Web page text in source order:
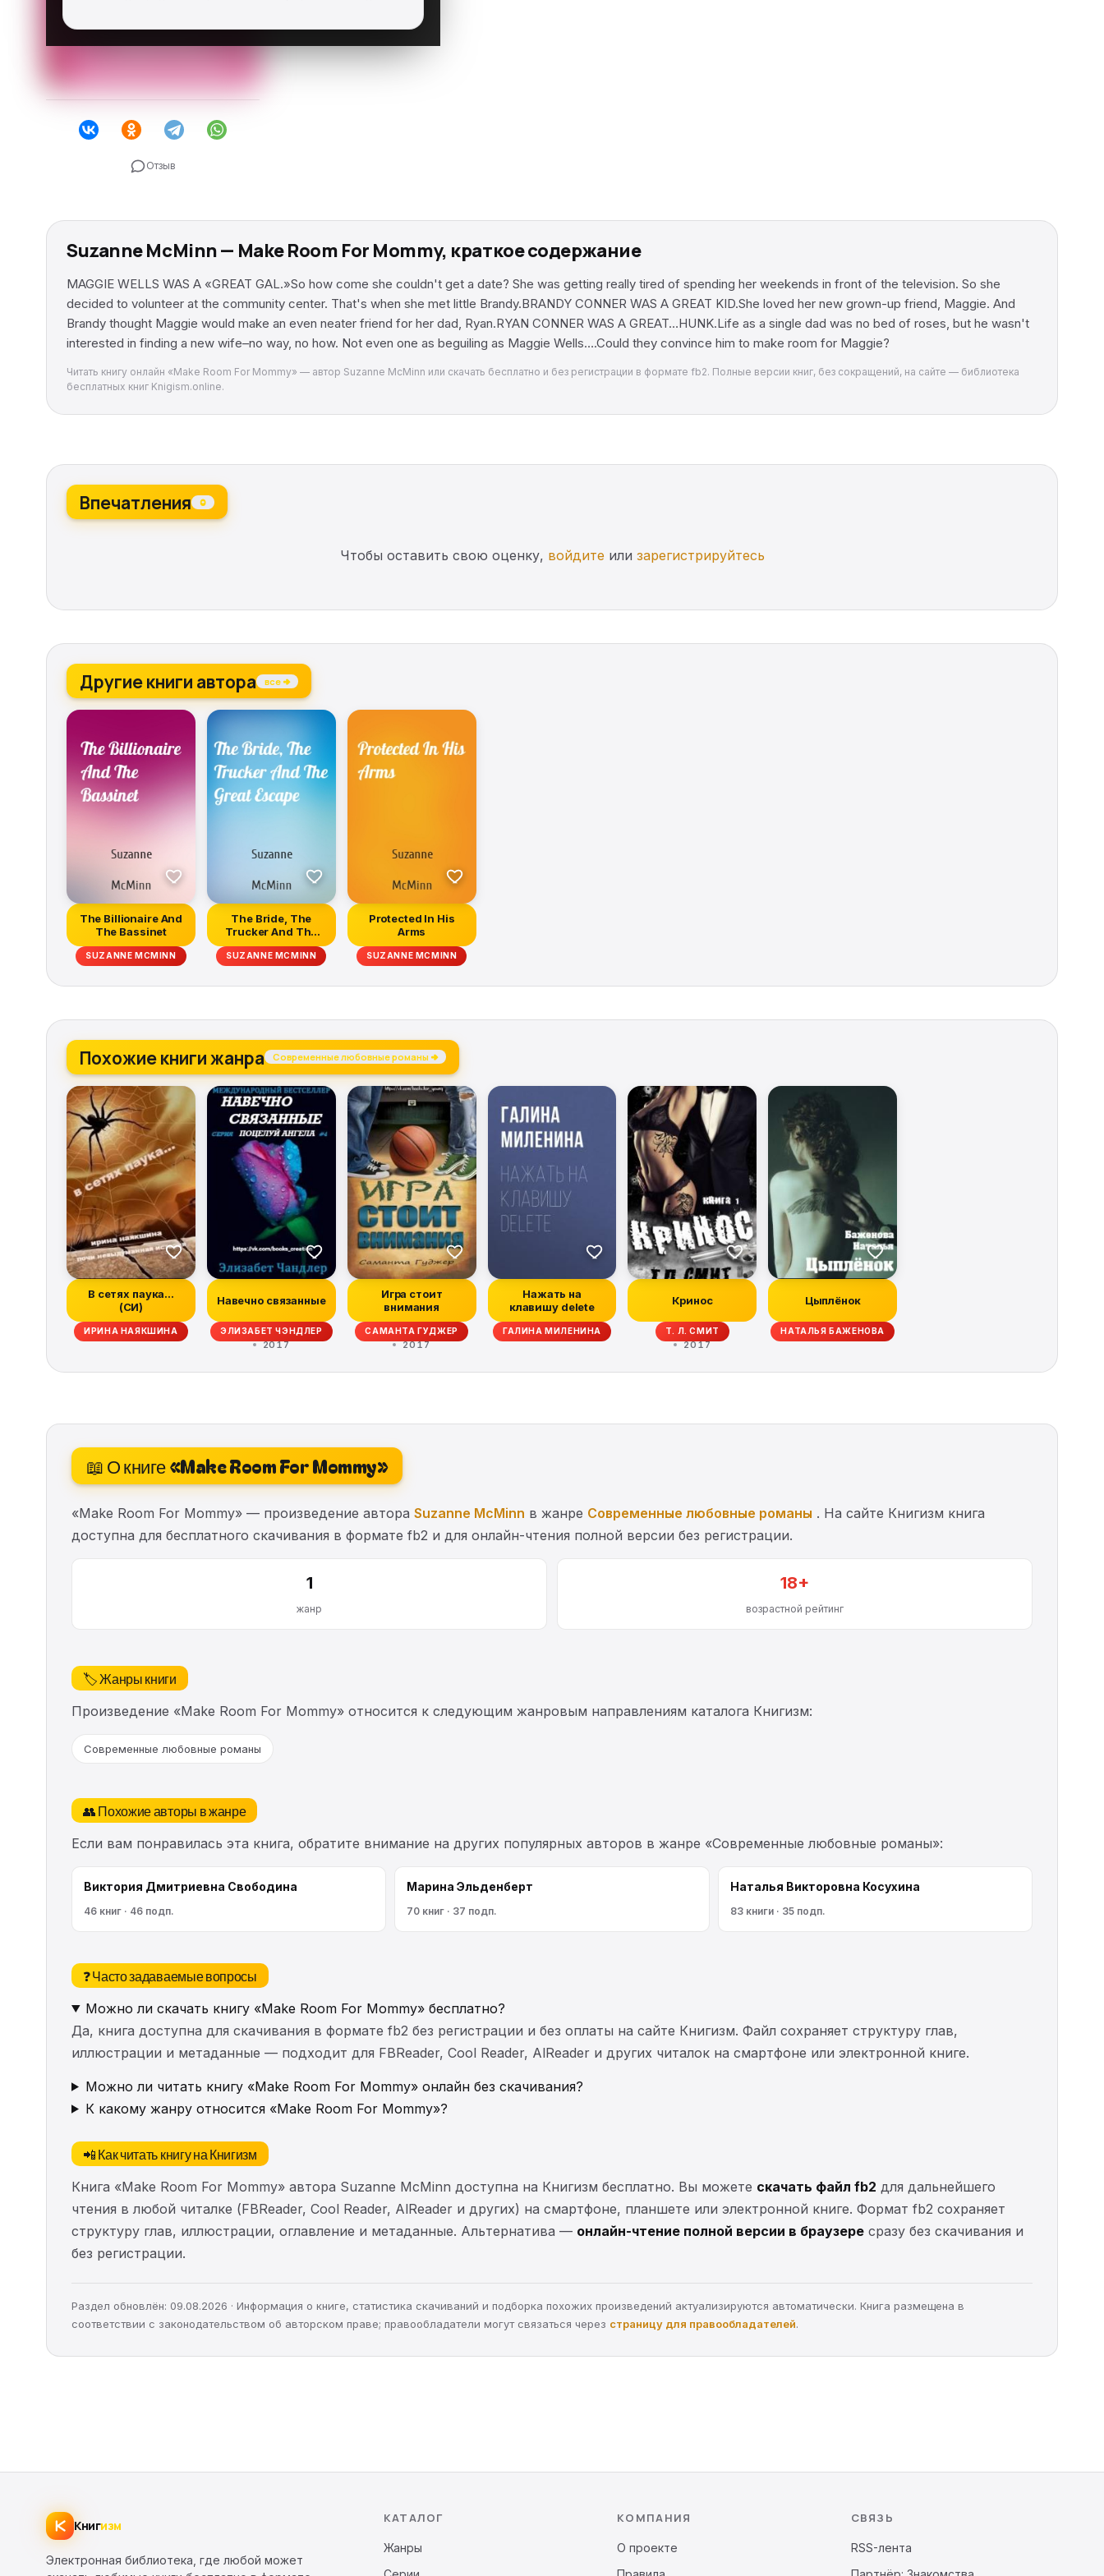
Отзыв
Suzanne McMinn — Make Room For Mommy, краткое содержание
MAGGIE WELLS WAS A «GREAT GAL.»So how come she couldn't get a date? She was getting really tired of spending her weekends in front of the television. So she
decided to volunteer at the community center. That's when she met little Brandy.BRANDY CONNER WAS A GREAT KID.She loved her new grown-up friend, Maggie. And
Brandy thought Maggie would make an even neater friend for her dad, Ryan.RYAN CONNER WAS A GREAT…HUNK.Life as a single dad was no bed of roses, but he wasn't
interested in finding a new wife–no way, no how. Not even one as beguiling as Maggie Wells….Could they convince him to make room for Maggie?
Читать книгу онлайн «Make Room For Mommy» — автор Suzanne McMinn или скачать бесплатно и без регистрации в формате fb2. Полные версии книг, без сокращений, на сайте — библиотека
бесплатных книг Knigism.online.
Впечатления 0
Чтобы оставить свою оценку, войдите или зарегистрируйтесь
Другие книги автора все →
The Billionaire And
The Bassinet
SUZANNE MCMINN
The Bride, The
Trucker And The
Great Escape
SUZANNE MCMINN
Protected In His
Arms
SUZANNE MCMINN
Похожие книги жанра Современные любовные романы →
В сетях паука...
(СИ)
ИРИНА НАЯКШИНА
Навечно связанные
ЭЛИЗАБЕТ ЧЭНДЛЕР
2017
Игра стоит
внимания
САМАНТА ГУДЖЕР
2017
Нажать на
клавишу delete
ГАЛИНА МИЛЕНИНА
Кринос
Т. Л. СМИТ
2017
Цыплёнок
НАТАЛЬЯ БАЖЕНОВА
📖 О книге «Make Room For Mommy»
«Make Room For Mommy» — произведение автора Suzanne McMinn в жанре Современные любовные романы . На сайте Книгизм книга
доступна для бесплатного скачивания в формате fb2 и для онлайн-чтения полной версии без регистрации.
1
жанр
18+
возрастной рейтинг
🏷️ Жанры книги
Произведение «Make Room For Mommy» относится к следующим жанровым направлениям каталога Книгизм:
Современные любовные романы
👥 Похожие авторы в жанре
Если вам понравилась эта книга, обратите внимание на других популярных авторов в жанре «Современные любовные романы»:
Виктория Дмитриевна Свободина
46 книг · 46 подп.
Марина Эльденберт
70 книг · 37 подп.
Наталья Викторовна Косухина
83 книги · 35 подп.
❓ Часто задаваемые вопросы
Можно ли скачать книгу «Make Room For Mommy» бесплатно?
Да, книга доступна для скачивания в формате fb2 без регистрации и без оплаты на сайте Книгизм. Файл сохраняет структуру глав,
иллюстрации и метаданные — подходит для FBReader, Cool Reader, AlReader и других читалок на смартфоне или электронной книге.
Можно ли читать книгу «Make Room For Mommy» онлайн без скачивания?
К какому жанру относится «Make Room For Mommy»?
📲 Как читать книгу на Книгизм
Книга «Make Room For Mommy» автора Suzanne McMinn доступна на Книгизм бесплатно. Вы можете скачать файл fb2 для дальнейшего
чтения в любой читалке (FBReader, Cool Reader, AlReader и других) на смартфоне, планшете или электронной книге. Формат fb2 сохраняет
структуру глав, иллюстрации, оглавление и метаданные. Альтернатива — онлайн-чтение полной версии в браузере сразу без скачивания и
без регистрации.
Раздел обновлён: 09.08.2026 · Информация о книге, статистика скачиваний и подборка похожих произведений актуализируются автоматически. Книга размещена в
соответствии с законодательством об авторском праве; правообладатели могут связаться через страницу для правообладателей.
Книгизм
Электронная библиотека, где любой может
КАТАЛОГ
Жанры
КОМПАНИЯ
О проекте
СВЯЗЬ
RSS-лента